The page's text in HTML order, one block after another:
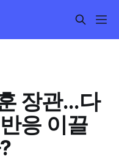
장관...다
응 이끌